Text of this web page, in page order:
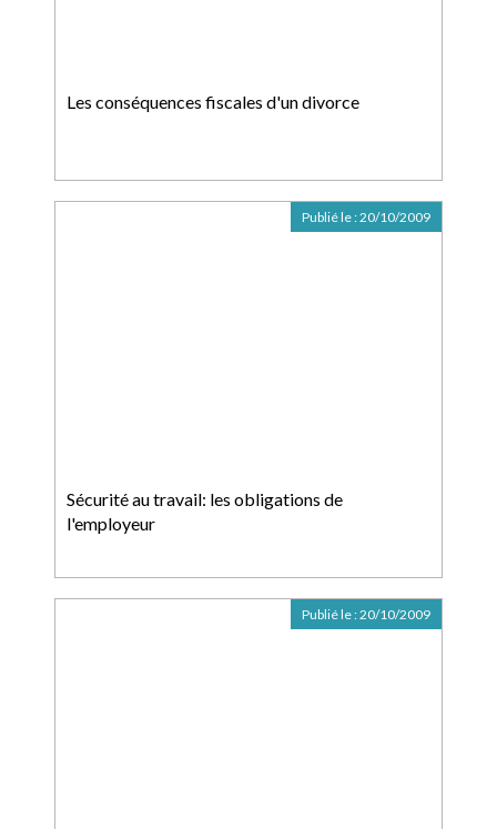
Les conséquences fiscales d'un divorce
Sécurité au travail: les obligations de
l'employeur
Publié le :20/10/2009
Publié le :20/10/2009